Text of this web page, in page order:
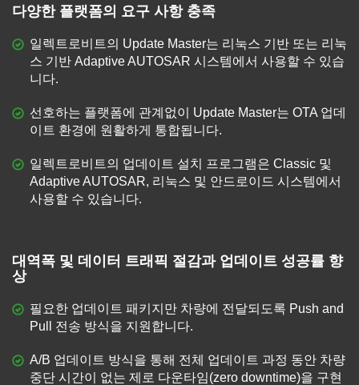
다양한 플랫폼의 요구 사항 충족
일렉트로비트의 Update Master는 리눅스 기반 또는 리눅
스 기반 Adaptive AUTOSAR 시스템에서 사용할 수 있습
니다.
선호하는 플랫폼에 관계없이 Update Master는 OTA 업데
이트 환경에 원활하게 통합됩니다.
일렉트로비트의 업데이트 설치 프로그램은 Classic 및
Adaptive AUTOSAR, 리눅스 및 안드로이드 시스템에서
사용할 수 있습니다.
대역폭 및 데이터 트래픽 절감과 업데이트 성공률 향
상
필요한 업데이트 패키지만 차량에 전달되도록 Push and
Pull 전송 방식을 지원합니다.
A/B 업데이트 방식을 통해 전체 업데이트 과정 동안 차량
중단 시간이 없는 제로 다운타임(zero downtime)을 구현